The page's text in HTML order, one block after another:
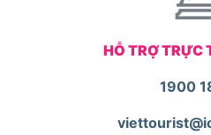
HỖ TRỢ TRỰC
1900